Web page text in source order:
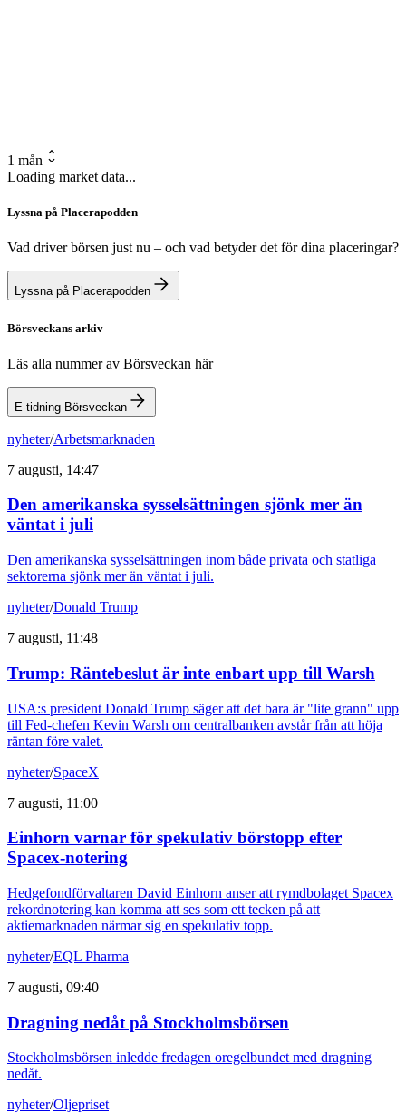
1 mån
Loading market data...
Lyssna på Placerapodden
Vad driver börsen just nu – och vad betyder det för dina placeringar?
Lyssna på Placerapodden
Börsveckans arkiv
Läs alla nummer av Börsveckan här
E-tidning Börsveckan
nyheter/Arbetsmarknaden
7 augusti, 14:47
Den amerikanska sysselsättningen sjönk mer än
väntat i juli
Den amerikanska sysselsättningen inom både privata och statliga
sektorerna sjönk mer än väntat i juli.
nyheter/Donald Trump
7 augusti, 11:48
Trump: Räntebeslut är inte enbart upp till Warsh
USA:s president Donald Trump säger att det bara är "lite grann" upp
till Fed-chefen Kevin Warsh om centralbanken avstår från att höja
räntan före valet.
nyheter/SpaceX
7 augusti, 11:00
Einhorn varnar för spekulativ börstopp efter
Spacex-notering
Hedgefondförvaltaren David Einhorn anser att rymdbolaget Spacex
rekordnotering kan komma att ses som ett tecken på att
aktiemarknaden närmar sig en spekulativ topp.
nyheter/EQL Pharma
7 augusti, 09:40
Dragning nedåt på Stockholmsbörsen
Stockholmsbörsen inledde fredagen oregelbundet med dragning
nedåt.
nyheter/Oljepriset